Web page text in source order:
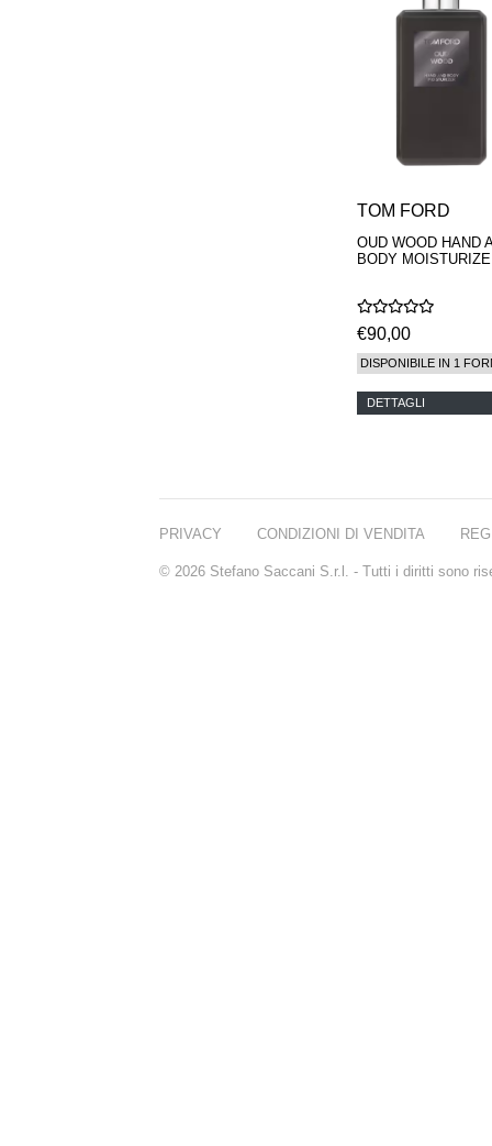
TOM FORD
OUD WOOD HAND
BODY
€90,00
DISPONIBILE IN 1
DETTAGLI
PRIVACY CONDIZIONI DI VENDITA
© 2026 Stefano Saccani S.r.l. - Tutti i diritti sono